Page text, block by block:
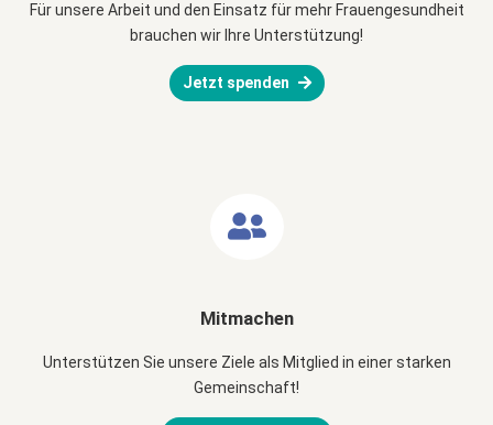
Für unsere Arbeit und den Einsatz für mehr Frauengesundheit
brauchen wir Ihre Unterstützung!
Jetzt spenden
Mitmachen
Unterstützen Sie unsere Ziele als Mitglied in einer starken
Gemeinschaft!